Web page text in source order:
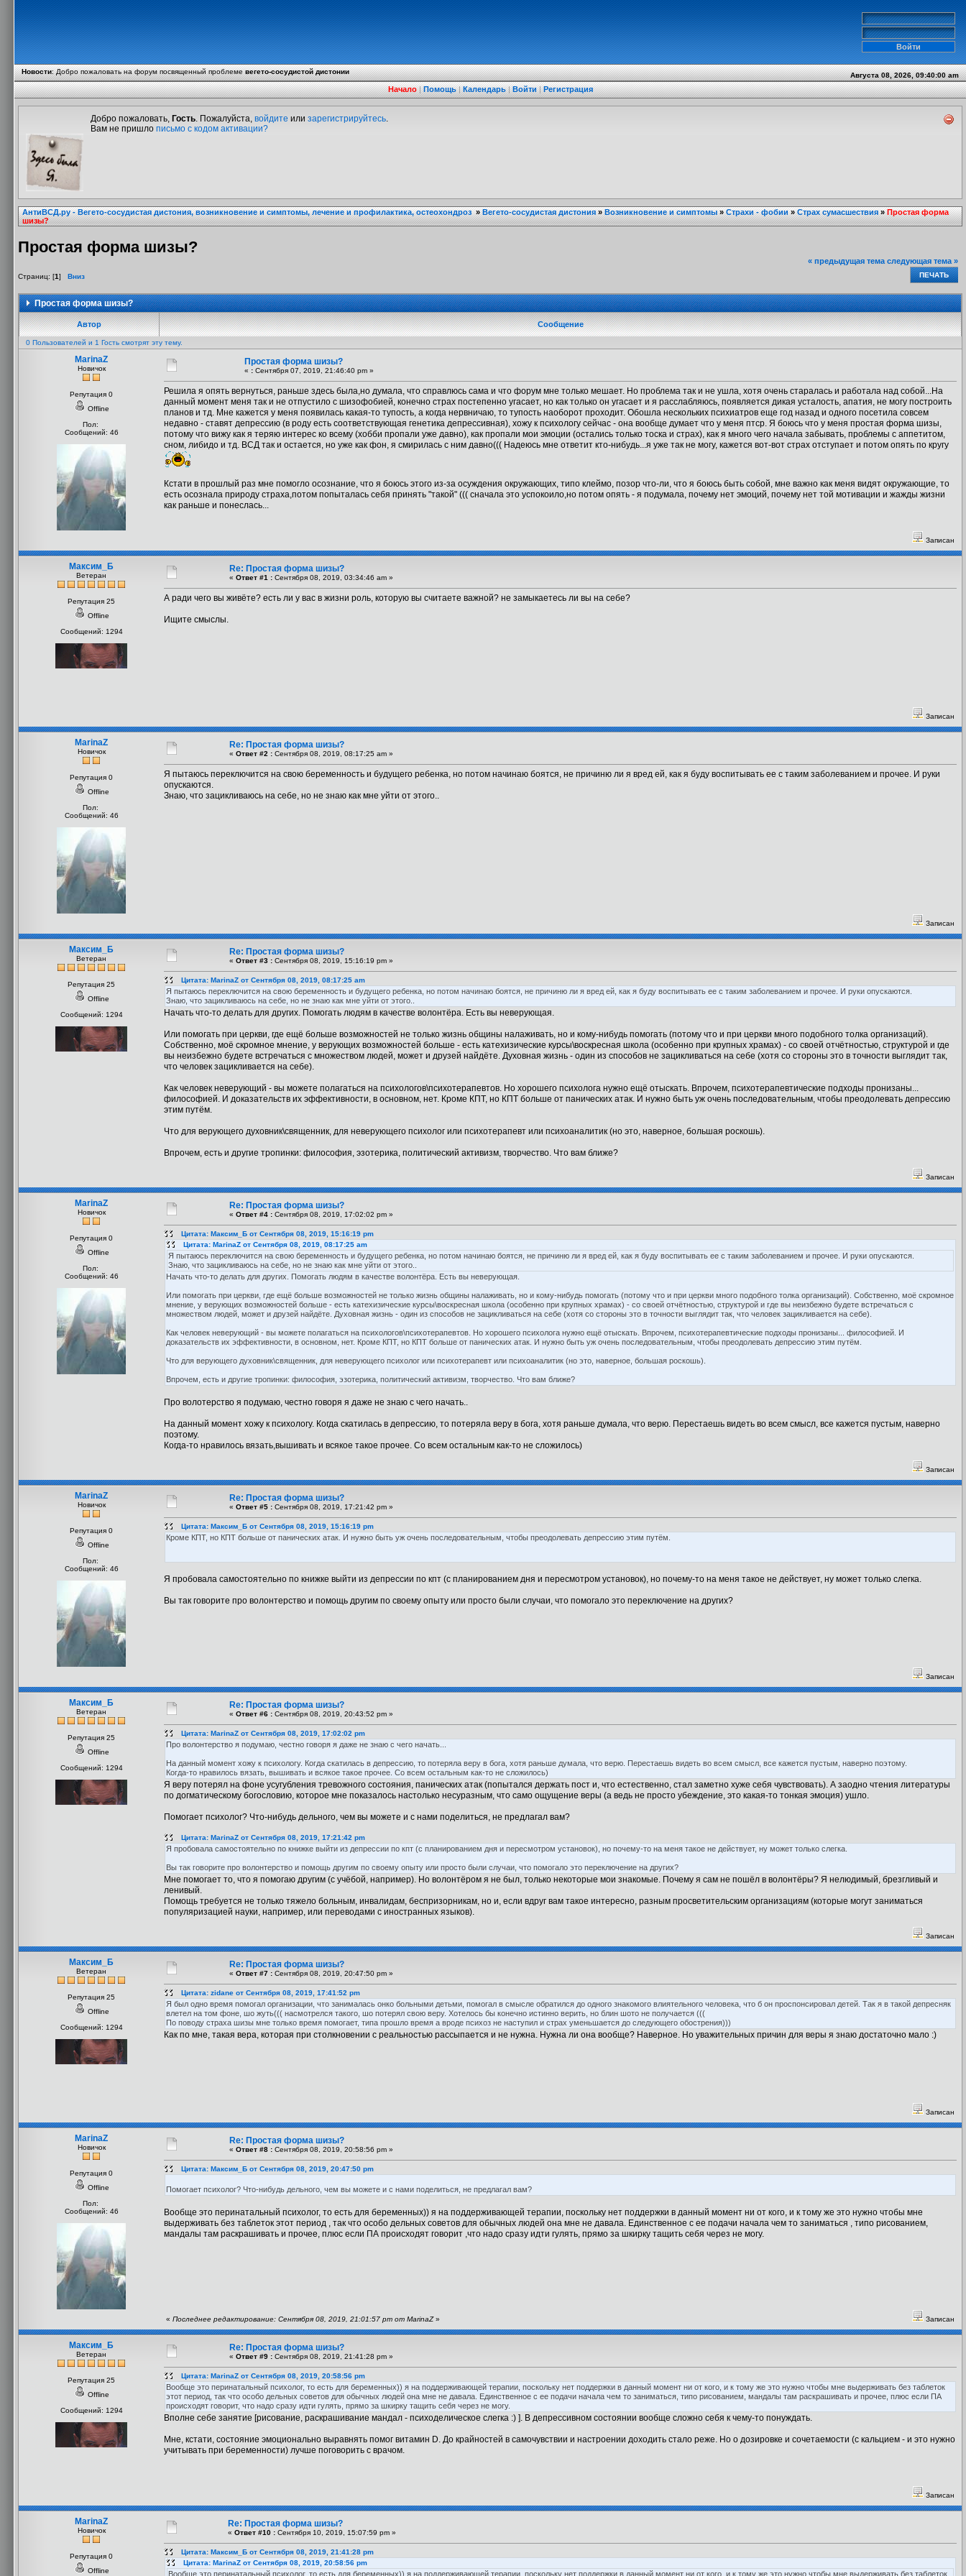
Новости:Добро пожаловать на форум посвященный проблемевегето-сосудистой дистонии Августа 08, 2026, 09:40:00 am
Начало|Помощь|Календарь|Войти|Регистрация
Добро пожаловать, Гость. Пожалуйста, войдите или зарегистрируйтесь.
Вам не пришло письмо с кодом активации?
АнтиВСД.ру - Вегето-сосудистая дистония, возникновение и симптомы, лечение и профилактика, остеохондроз»Вегето-сосудистая дистония»Возникновение и симптомы»Страхи - фобии»Страх сумасшествия»Простая форма
шизы?
Простая форма шизы?
Страниц: [1] Вниз
« предыдущая тема следующая тема »
ПЕЧАТЬ
Простая форма шизы?
Автор Сообщение
0 Пользователей и 1 Гость смотрят эту тему.
MarinaZ
Новичок
Репутация 0
Offline
Пол:
Сообщений: 46
Простая форма шизы?
« : Сентября 07, 2019, 21:46:40 pm »
Решила я опять вернуться, раньше здесь была,но думала, что справлюсь сама и что форум мне только мешает. Но проблема так и не ушла, хотя очень старалась и работала над собой...На
данный момент меня так и не отпустило с шизофобией, конечно страх постепенно угасает, но как только он угасает и я расслабляюсь, появляется дикая усталость, апатия, не могу построить
планов и тд. Мне кажется у меня появилась какая-то тупость, а когда нервничаю, то тупость наоборот проходит. Обошла нескольких психиатров еще год назад и одного посетила совсем
недавно - ставят депрессию (в роду есть соответствующая генетика депрессивная), хожу к психологу сейчас - она вообще думает что у меня птср. Я боюсь что у меня простая форма шизы,
потому что вижу как я теряю интерес ко всему (хобби пропали уже давно), как пропали мои эмоции (остались только тоска и страх), как я много чего начала забывать, проблемы с аппетитом,
сном, либидо и тд. ВСД так и остается, но уже как фон, я смирилась с ним давно((( Надеюсь мне ответит кто-нибудь...я уже так не могу, кажется вот-вот страх отступает и потом опять по кругу
Кстати в прошлый раз мне помогло осознание, что я боюсь этого из-за осуждения окружающих, типо клеймо, позор что-ли, что я боюсь быть собой, мне важно как меня видят окружающие, то
есть осознала природу страха,потом попыталась себя принять "такой" ((( сначала это успокоило,но потом опять - я подумала, почему нет эмоций, почему нет той мотивации и жажды жизни
как раньше и понеслась...
Записан
Максим_Б
Ветеран
Репутация 25
Offline
Сообщений: 1294
Re: Простая форма шизы?
« Ответ #1 : Сентября 08, 2019, 03:34:46 am »
А ради чего вы живёте? есть ли у вас в жизни роль, которую вы считаете важной? не замыкаетесь ли вы на себе?
Ищите смыслы.
Записан
MarinaZ
Новичок
Репутация 0
Offline
Пол:
Сообщений: 46
Re: Простая форма шизы?
« Ответ #2 : Сентября 08, 2019, 08:17:25 am »
Я пытаюсь переключится на свою беременность и будущего ребенка, но потом начинаю боятся, не причиню ли я вред ей, как я буду воспитывать ее с таким заболеванием и прочее. И руки
опускаются.
Знаю, что зацикливаюсь на себе, но не знаю как мне уйти от этого..
Записан
Максим_Б
Ветеран
Репутация 25
Offline
Сообщений: 1294
Re: Простая форма шизы?
« Ответ #3 : Сентября 08, 2019, 15:16:19 pm »
Цитата: MarinaZ от Сентября 08, 2019, 08:17:25 am
Я пытаюсь переключится на свою беременность и будущего ребенка, но потом начинаю боятся, не причиню ли я вред ей, как я буду воспитывать ее с таким заболеванием и прочее. И руки опускаются.
Знаю, что зацикливаюсь на себе, но не знаю как мне уйти от этого..
Начать что-то делать для других. Помогать людям в качестве волонтёра. Есть вы неверующая.
Или помогать при церкви, где ещё больше возможностей не только жизнь общины налаживать, но и кому-нибудь помогать (потому что и при церкви много подобного толка организаций).
Собственно, моё скромное мнение, у верующих возможностей больше - есть катехизические курсы\воскресная школа (особенно при крупных храмах) - со своей отчётностью, структурой и где
вы неизбежно будете встречаться с множеством людей, может и друзей найдёте. Духовная жизнь - один из способов не зацикливаться на себе (хотя со стороны это в точности выглядит так,
что человек зацикливается на себе).
Как человек неверующий - вы можете полагаться на психологов\психотерапевтов. Но хорошего психолога нужно ещё отыскать. Впрочем, психотерапевтические подходы пронизаны...
философией. И доказательств их эффективности, в основном, нет. Кроме КПТ, но КПТ больше от панических атак. И нужно быть уж очень последовательным, чтобы преодолевать депрессию
этим путём.
Что для верующего духовник\священник, для неверующего психолог или психотерапевт или психоаналитик (но это, наверное, большая роскошь).
Впрочем, есть и другие тропинки: философия, эзотерика, политический активизм, творчество. Что вам ближе?
Записан
MarinaZ
Новичок
Репутация 0
Offline
Пол:
Сообщений: 46
Re: Простая форма шизы?
« Ответ #4 : Сентября 08, 2019, 17:02:02 pm »
Цитата: Максим_Б от Сентября 08, 2019, 15:16:19 pm
Цитата: MarinaZ от Сентября 08, 2019, 08:17:25 am
Я пытаюсь переключится на свою беременность и будущего ребенка, но потом начинаю боятся, не причиню ли я вред ей, как я буду воспитывать ее с таким заболеванием и прочее. И руки опускаются.
Знаю, что зацикливаюсь на себе, но не знаю как мне уйти от этого..
Начать что-то делать для других. Помогать людям в качестве волонтёра. Есть вы неверующая.
Или помогать при церкви, где ещё больше возможностей не только жизнь общины налаживать, но и кому-нибудь помогать (потому что и при церкви много подобного толка организаций). Собственно, моё скромное
мнение, у верующих возможностей больше - есть катехизические курсы\воскресная школа (особенно при крупных храмах) - со своей отчётностью, структурой и где вы неизбежно будете встречаться с
множеством людей, может и друзей найдёте. Духовная жизнь - один из способов не зацикливаться на себе (хотя со стороны это в точности выглядит так, что человек зацикливается на себе).
Как человек неверующий - вы можете полагаться на психологов\психотерапевтов. Но хорошего психолога нужно ещё отыскать. Впрочем, психотерапевтические подходы пронизаны... философией. И
доказательств их эффективности, в основном, нет. Кроме КПТ, но КПТ больше от панических атак. И нужно быть уж очень последовательным, чтобы преодолевать депрессию этим путём.
Что для верующего духовник\священник, для неверующего психолог или психотерапевт или психоаналитик (но это, наверное, большая роскошь).
Впрочем, есть и другие тропинки: философия, эзотерика, политический активизм, творчество. Что вам ближе?
Про волотерство я подумаю, честно говоря я даже не знаю с чего начать..
На данный момент хожу к психологу. Когда скатилась в депрессию, то потеряла веру в бога, хотя раньше думала, что верю. Перестаешь видеть во всем смысл, все кажется пустым, наверно
поэтому.
Когда-то нравилось вязать,вышивать и всякое такое прочее. Со всем остальным как-то не сложилось)
Записан
MarinaZ
Новичок
Репутация 0
Offline
Пол:
Сообщений: 46
Re: Простая форма шизы?
« Ответ #5 : Сентября 08, 2019, 17:21:42 pm »
Цитата: Максим_Б от Сентября 08, 2019, 15:16:19 pm
Кроме КПТ, но КПТ больше от панических атак. И нужно быть уж очень последовательным, чтобы преодолевать депрессию этим путём.
Я пробовала самостоятельно по книжке выйти из депрессии по кпт (с планированием дня и пересмотром установок), но почему-то на меня такое не действует, ну может только слегка.
Вы так говорите про волонтерство и помощь другим по своему опыту или просто были случаи, что помогало это переключение на других?
Записан
Максим_Б
Ветеран
Репутация 25
Offline
Сообщений: 1294
Re: Простая форма шизы?
« Ответ #6 : Сентября 08, 2019, 20:43:52 pm »
Цитата: MarinaZ от Сентября 08, 2019, 17:02:02 pm
Про волонтерство я подумаю, честно говоря я даже не знаю с чего начать...
На данный момент хожу к психологу. Когда скатилась в депрессию, то потеряла веру в бога, хотя раньше думала, что верю. Перестаешь видеть во всем смысл, все кажется пустым, наверно поэтому.
Когда-то нравилось вязать, вышивать и всякое такое прочее. Со всем остальным как-то не сложилось)
Я веру потерял на фоне усугубления тревожного состояния, панических атак (попытался держать пост и, что естественно, стал заметно хуже себя чувствовать). А заодно чтения литературы
по догматическому богословию, которое мне показалось настолько несуразным, что само ощущение веры (а ведь не просто убеждение, это какая-то тонкая эмоция) ушло.
Помогает психолог? Что-нибудь дельного, чем вы можете и с нами поделиться, не предлагал вам?
Цитата: MarinaZ от Сентября 08, 2019, 17:21:42 pm
Я пробовала самостоятельно по книжке выйти из депрессии по кпт (с планированием дня и пересмотром установок), но почему-то на меня такое не действует, ну может только слегка.
Вы так говорите про волонтерство и помощь другим по своему опыту или просто были случаи, что помогало это переключение на других?
Мне помогает то, что я помогаю другим (с учёбой, например). Но волонтёром я не был, только некоторые мои знакомые. Почему я сам не пошёл в волонтёры? Я нелюдимый, брезгливый и
ленивый.
Помощь требуется не только тяжело больным, инвалидам, беспризорникам, но и, если вдруг вам такое интересно, разным просветительским организациям (которые могут заниматься
популяризацией науки, например, или переводами с иностранных языков).
Записан
Максим_Б
Ветеран
Репутация 25
Offline
Сообщений: 1294
Re: Простая форма шизы?
« Ответ #7 : Сентября 08, 2019, 20:47:50 pm »
Цитата: zidane от Сентября 08, 2019, 17:41:52 pm
Я был одно время помогал организации, что занималась онко больными детьми, помогал в смысле обратился до одного знакомого влиятельного человека, что б он проспонсировал детей. Так я в такой депресняк
влетел на том фоне, шо жуть((( насмотрелся такого, шо потерял свою веру. Хотелось бы конечно истинно верить, но блин шото не получается (((
По поводу страха шизы мне только время помогает, типа прошло время а вроде психоз не наступил и страх уменьшается до следующего обострения)))
Как по мне, такая вера, которая при столкновении с реальностью рассыпается и не нужна. Нужна ли она вообще? Наверное. Но уважительных причин для веры я знаю достаточно мало :)
Записан
MarinaZ
Новичок
Репутация 0
Offline
Пол:
Сообщений: 46
Re: Простая форма шизы?
« Ответ #8 : Сентября 08, 2019, 20:58:56 pm »
Цитата: Максим_Б от Сентября 08, 2019, 20:47:50 pm
Помогает психолог? Что-нибудь дельного, чем вы можете и с нами поделиться, не предлагал вам?
Вообще это перинатальный психолог, то есть для беременных)) я на поддерживающей терапии, поскольку нет поддержки в данный момент ни от кого, и к тому же это нужно чтобы мне
выдерживать без таблеток этот период , так что особо дельных советов для обычных людей она мне не давала. Единственное с ее подачи начала чем то заниматься , типо рисованием,
мандалы там раскрашивать и прочее, плюс если ПА происходят говорит ,что надо сразу идти гулять, прямо за шкирку тащить себя через не могу.
« Последнее редактирование: Сентября 08, 2019, 21:01:57 pm от MarinaZ» Записан
Максим_Б
Ветеран
Репутация 25
Offline
Сообщений: 1294
Re: Простая форма шизы?
« Ответ #9 : Сентября 08, 2019, 21:41:28 pm »
Цитата: MarinaZ от Сентября 08, 2019, 20:58:56 pm
Вообще это перинатальный психолог, то есть для беременных)) я на поддерживающей терапии, поскольку нет поддержки в данный момент ни от кого, и к тому же это нужно чтобы мне выдерживать без таблеток
этот период, так что особо дельных советов для обычных людей она мне не давала. Единственное с ее подачи начала чем то заниматься, типо рисованием, мандалы там раскрашивать и прочее, плюс если ПА
происходят говорит, что надо сразу идти гулять, прямо за шкирку тащить себя через не могу.
Вполне себе занятие [рисование, раскрашивание мандал - психоделическое слегка :) ]. В депрессивном состоянии вообще сложно себя к чему-то понуждать.
Мне, кстати, состояние эмоционально выравнять помог витамин D. До крайностей в самочувствии и настроении доходить стало реже. Но о дозировке и сочетаемости (с кальцием - и это нужно
учитывать при беременности) лучше поговорить с врачом.
Записан
MarinaZ
Новичок
Репутация 0
Offline
Re: Простая форма шизы?
« Ответ #10 : Сентября 10, 2019, 15:07:59 pm »
Цитата: Максим_Б от Сентября 08, 2019, 21:41:28 pm
Цитата: MarinaZ от Сентября 08, 2019, 20:58:56 pm
Вообще это перинатальный психолог, то есть для беременных)) я на поддерживающей терапии, поскольку нет поддержки в данный момент ни от кого, и к тому же это нужно чтобы мне выдерживать без таблеток